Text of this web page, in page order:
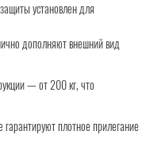
установлен для
дополняют внешний вид
— от 200 кг, что
плотное прилегание